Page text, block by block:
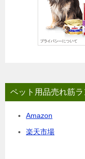
ペット用品売れ筋
Amazon
楽天市場